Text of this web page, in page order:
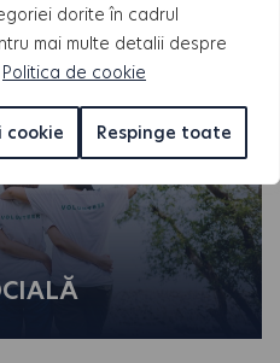
dorite în cadrul
mai multe detalii despre
Politica de cookie
cookie Respinge toate